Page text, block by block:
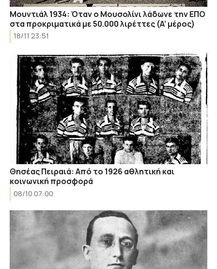
Μουντιάλ 1934: Όταν ο Μουσολίνι λάδωνε την ΕΠΟ
στα προκριματικά με 50.000 λιρέττες (A’ μέρος)
18/11 23:51
Θησέας Πειραιά: Από το 1926 αθλητική και
κοινωνική προσφορά
08/10 07:00